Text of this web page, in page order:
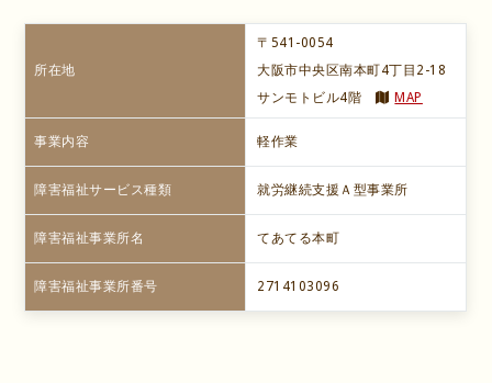
所在地
〒541-0054
大阪市中央区南本町4丁目2-18
サンモトビル4階
MAP
事業内容 軽作業
障害福祉サービス種類 就労継続支援Ａ型事業所
障害福祉事業所名 てあてる本町
障害福祉事業所番号 2714103096